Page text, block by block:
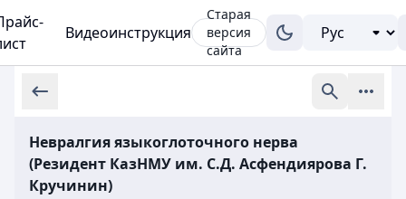
Видеоинструкция
Старая
версия
сайта
Невралгия языкоглоточного нерва
(Резидент КазНМУ им. С.Д. Асфендиярова Г.
Кручинин)